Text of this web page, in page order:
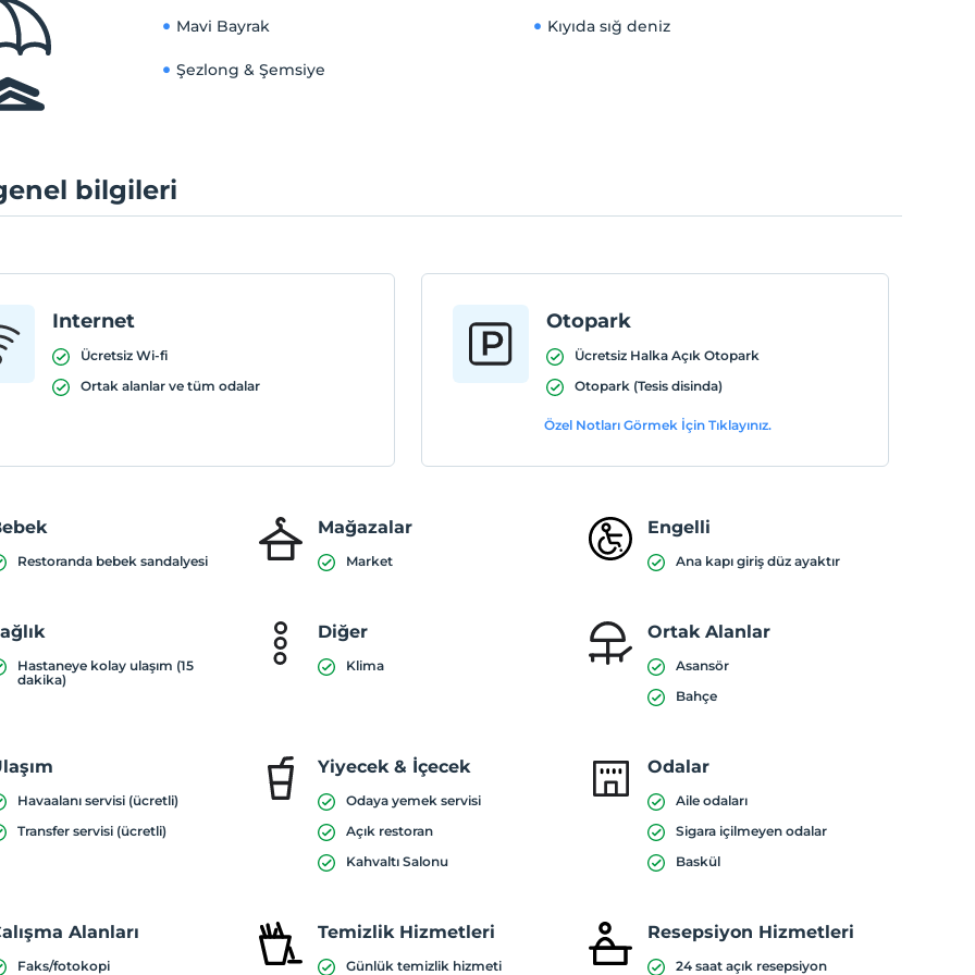
Mavi Bayrak Kıyıda sığ deniz
Şezlong & Şemsiye
bilgileri
Internet
Ücretsiz Wi-fi
Ortak alanlar ve tüm odalar
Otopark
Ücretsiz Halka Açık Otopark
Otopark (Tesis disinda)
Özel Notları Görmek İçin Tıklayınız.
Restoranda bebek sandalyesi
Mağazalar
Market
Engelli
Ana kapı giriş düz ayaktır
Hastaneye kolay ulaşım (15
dakika)
Diğer
Klima
Ortak Alanlar
Asansör
Bahçe
Havaalanı servisi (ücretli)
Transfer servisi (ücretli)
Yiyecek & İçecek
Odaya yemek servisi
Açık restoran
Kahvaltı Salonu
Odalar
Aile odaları
Sigara içilmeyen odalar
Baskül
Alanları
Faks/fotokopi
Temizlik Hizmetleri
Günlük temizlik hizmeti
Resepsiyon Hizmetleri
24 saat açık resepsiyon